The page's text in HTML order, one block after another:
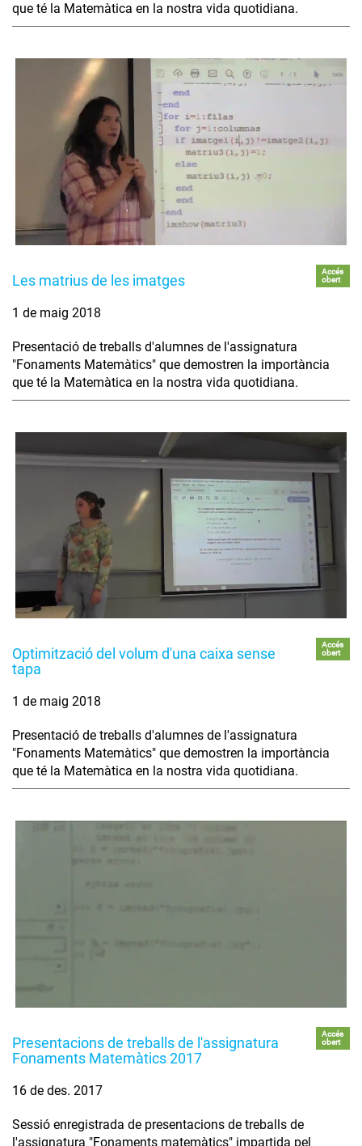
que té la Matemàtica en la nostra vida quotidiana.
Les matrius de les imatges
Accés
obert
1 de maig 2018
Presentació de treballs d'alumnes de l'assignatura
"Fonaments Matemàtics" que demostren la importància
que té la Matemàtica en la nostra vida quotidiana.
Optimització del volum d'una caixa sense
tapa
Accés
obert
1 de maig 2018
Presentació de treballs d'alumnes de l'assignatura
"Fonaments Matemàtics" que demostren la importància
que té la Matemàtica en la nostra vida quotidiana.
Presentacions de treballs de l'assignatura
Fonaments Matemàtics 2017
Accés
obert
16 de des. 2017
Sessió enregistrada de presentacions de treballs de
l'assignatura "Fonaments matemàtics" impartida pel